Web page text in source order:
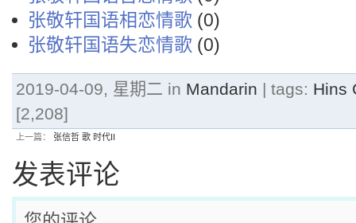
张敬轩国语相恋情歌 (0)
张敬轩国语失恋情歌 (0)
2019-04-09, 星期二 in Mandarin | tags: Hins
[2,208]
上一篇： 张信哲 歌 时代II
发表评论